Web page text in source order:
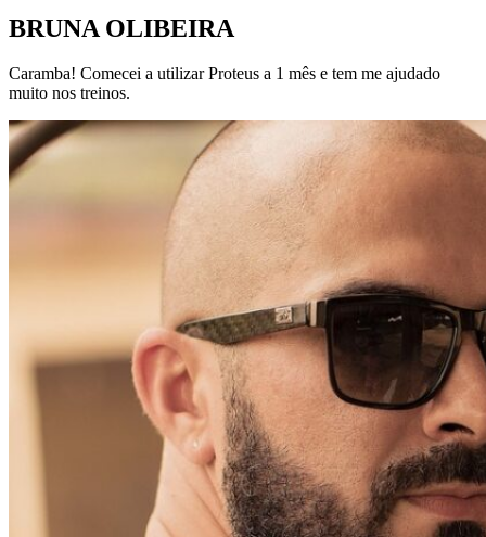
BRUNA OLIBEIRA
Caramba! Comecei a utilizar Proteus a 1 mês e tem me ajudado
muito nos treinos.